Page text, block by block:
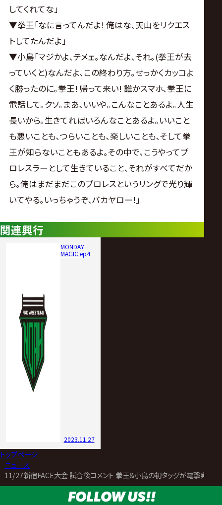
してくれてな｣
▼拳王｢なに言ってんだよ! 俺はな､天山をリクエス
トしてたんだよ｣
▼小島｢マジかよ､テメェ｡なんだよ､それ｡(拳王が去
っていくと)なんだよ､この終わり方｡せっかくカッコよ
く勝ったのに｡拳王! 帰って来い! 誰かスマホ､拳王に
電話して｡クソ｡まあ､いいや｡こんなことあるよ｡人生
長いから｡生きてればいろんなことあるよ｡いいこと
も悪いことも､つらいことも､楽しいことも､そして拳
王が知らないこともあるよ｡その中で､こうやってプ
ロレスラーとして生きていること､それがすべてだか
ら｡俺はまだまだこのプロレスというリングで光り輝
いてやる｡いっちゃうぞ､バカヤロー!｣
関連興行
MONDAY
MAGIC ep4
2023.11.27
トップページ
ニュース
11/27新宿FACE大会 試合後コメント 拳王&小島の初タッグが電撃実現
FOLLOW US!!